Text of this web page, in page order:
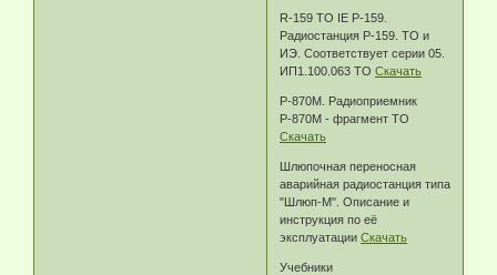
R-159 TO IE Р-159.
Радиостанция Р-159. ТО и
ИЭ. Соответствует серии 05.
ИП1.100.063 ТОСкачать
Р-870М. Радиоприемник
Р-870М - фрагмент ТО
Скачать
Шлюпочная переносная
аварийная радиостанция типа
"Шлюп-М". Описание и
инструкция по её
эксплуатацииСкачать
Учебники